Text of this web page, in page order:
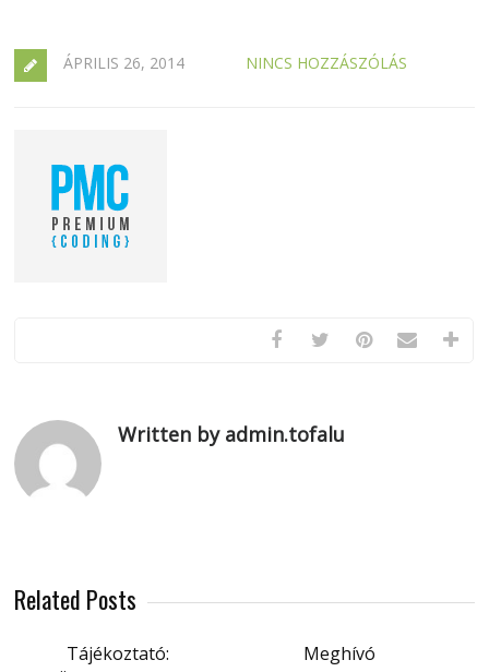
ÁPRILIS 26, 2014 NINCS HOZZÁSZÓLÁS
Written by admin.tofalu
Related Posts
Tájékoztató:
Meghívó